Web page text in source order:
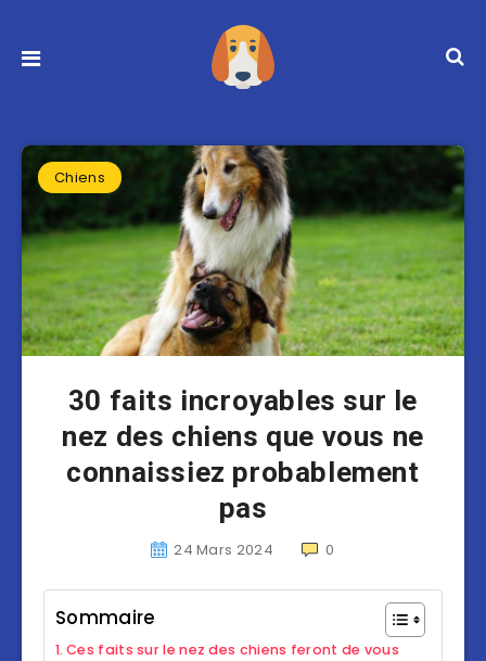
Chiens
30 faits incroyables sur le
nez des chiens que vous ne
connaissiez probablement
pas
24 Mars 2024 0
Sommaire
Ces faits sur le nez des chiens feront de vous